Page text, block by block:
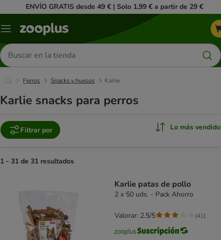
ENVÍO GRATIS desde 49 € | Solo 1,99 € a partir de 29 €
Menú
Buscar
productos
Perros Snacks y huesos Karlie
Karlie snacks para perros
Filtrar por Lo más vendido
1 - 31 de 31 resultados
Karlie patas de pollo
2 x 50 uds. - Pack Ahorro
Valorar: 2.5/5 (41)